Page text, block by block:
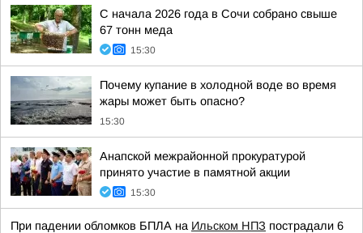
С начала 2026 года в Сочи собрано свыше
67 тонн меда
15:30
Почему купание в холодной воде во время
жары может быть опасно?
15:30
Анапской межрайонной прокуратурой
принято участие в памятной акции
15:30
При падении обломков БПЛА на Ильском НПЗ пострадали 6